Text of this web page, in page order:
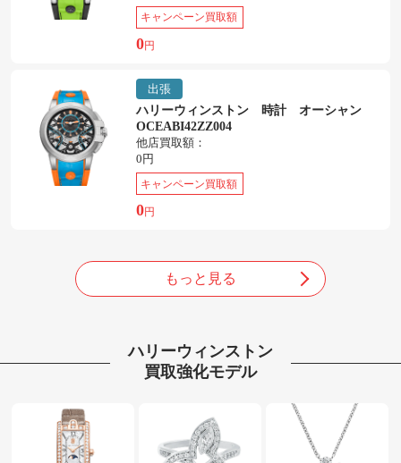
キャンペーン買取額
0円
出張
ハリーウィンストン 時計 オーシャン
OCEABI42ZZ004
他店買取額：
0円
キャンペーン買取額
0円
もっと見る
ハリーウィンストン
買取強化モデル